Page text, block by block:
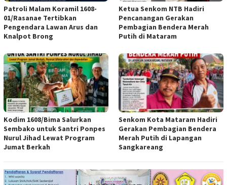
Patroli Malam Koramil 1608-
01/Rasanae Tertibkan
Pengendara Lawan Arus dan
Knalpot Brong
Ketua Senkom NTB Hadiri
Pencanangan Gerakan
Pembagian Bendera Merah
Putih di Mataram
Kodim 1608/Bima Salurkan
Sembako untuk Santri Ponpes
Nurul Jihad Lewat Program
Jumat Berkah
Senkom Kota Mataram Hadiri
Gerakan Pembagian Bendera
Merah Putih di Lapangan
Sangkareang